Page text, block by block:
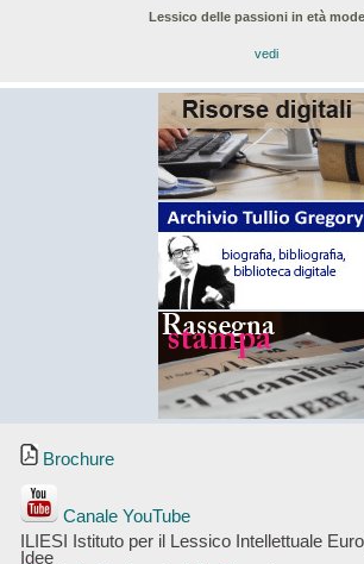
Brochure
Canale YouTube
ILIESI Istituto per il Lessico Intellettuale
Idee
Lessico delle passioni in età
vedi